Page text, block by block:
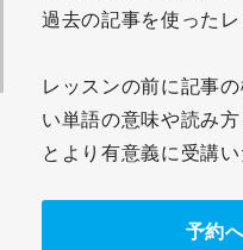
過去の記事を使った
レッスンの前に記事
い単語の意味や読み
とより有意義に受講い
予約